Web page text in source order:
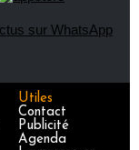
Utiles
Contact
Publicité
Agenda